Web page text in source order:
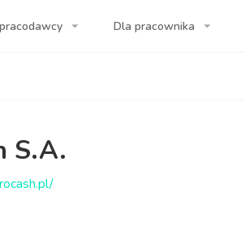
Twojej firmy! Dla pracownika
S.A.